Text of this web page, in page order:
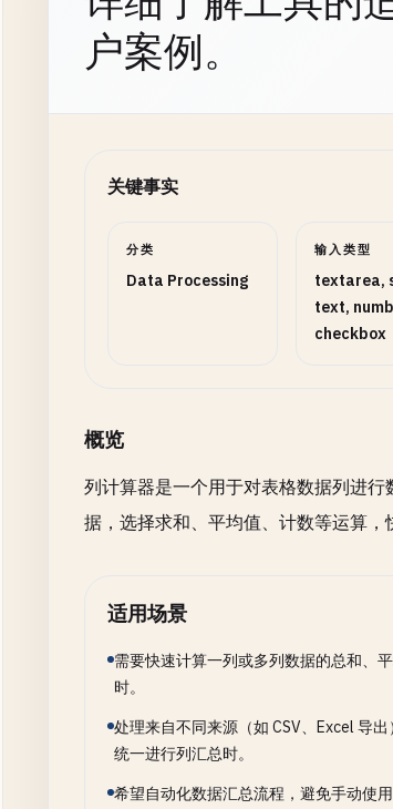
输出格式
户案例。
关键事实
分类
Data Processing
输入类型
textarea,
text,
checkbox
概览
列计算器是一个用于对表格数据列进
据，选择求和、平均值、计数等运算，
适用场景
需要快速计算一列或多列数据的总和、
时。
处理来自不同来源（如 CSV、Excel 导
统一进行列汇总时。
希望自动化数据汇总流程，避免手动使